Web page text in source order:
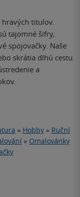
titulov.
tajomné šifry,
spojovačky. Naše
skrátia dlhú cestu.
a
» Hobby » Ruční
» Omalovánky